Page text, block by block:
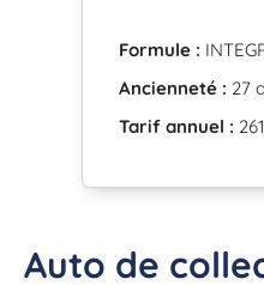
Formule :
Ancienneté : 27
Tarif annuel :
Auto de